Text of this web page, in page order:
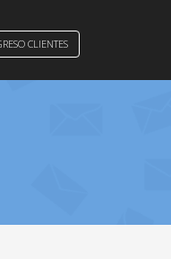
CLIENTES